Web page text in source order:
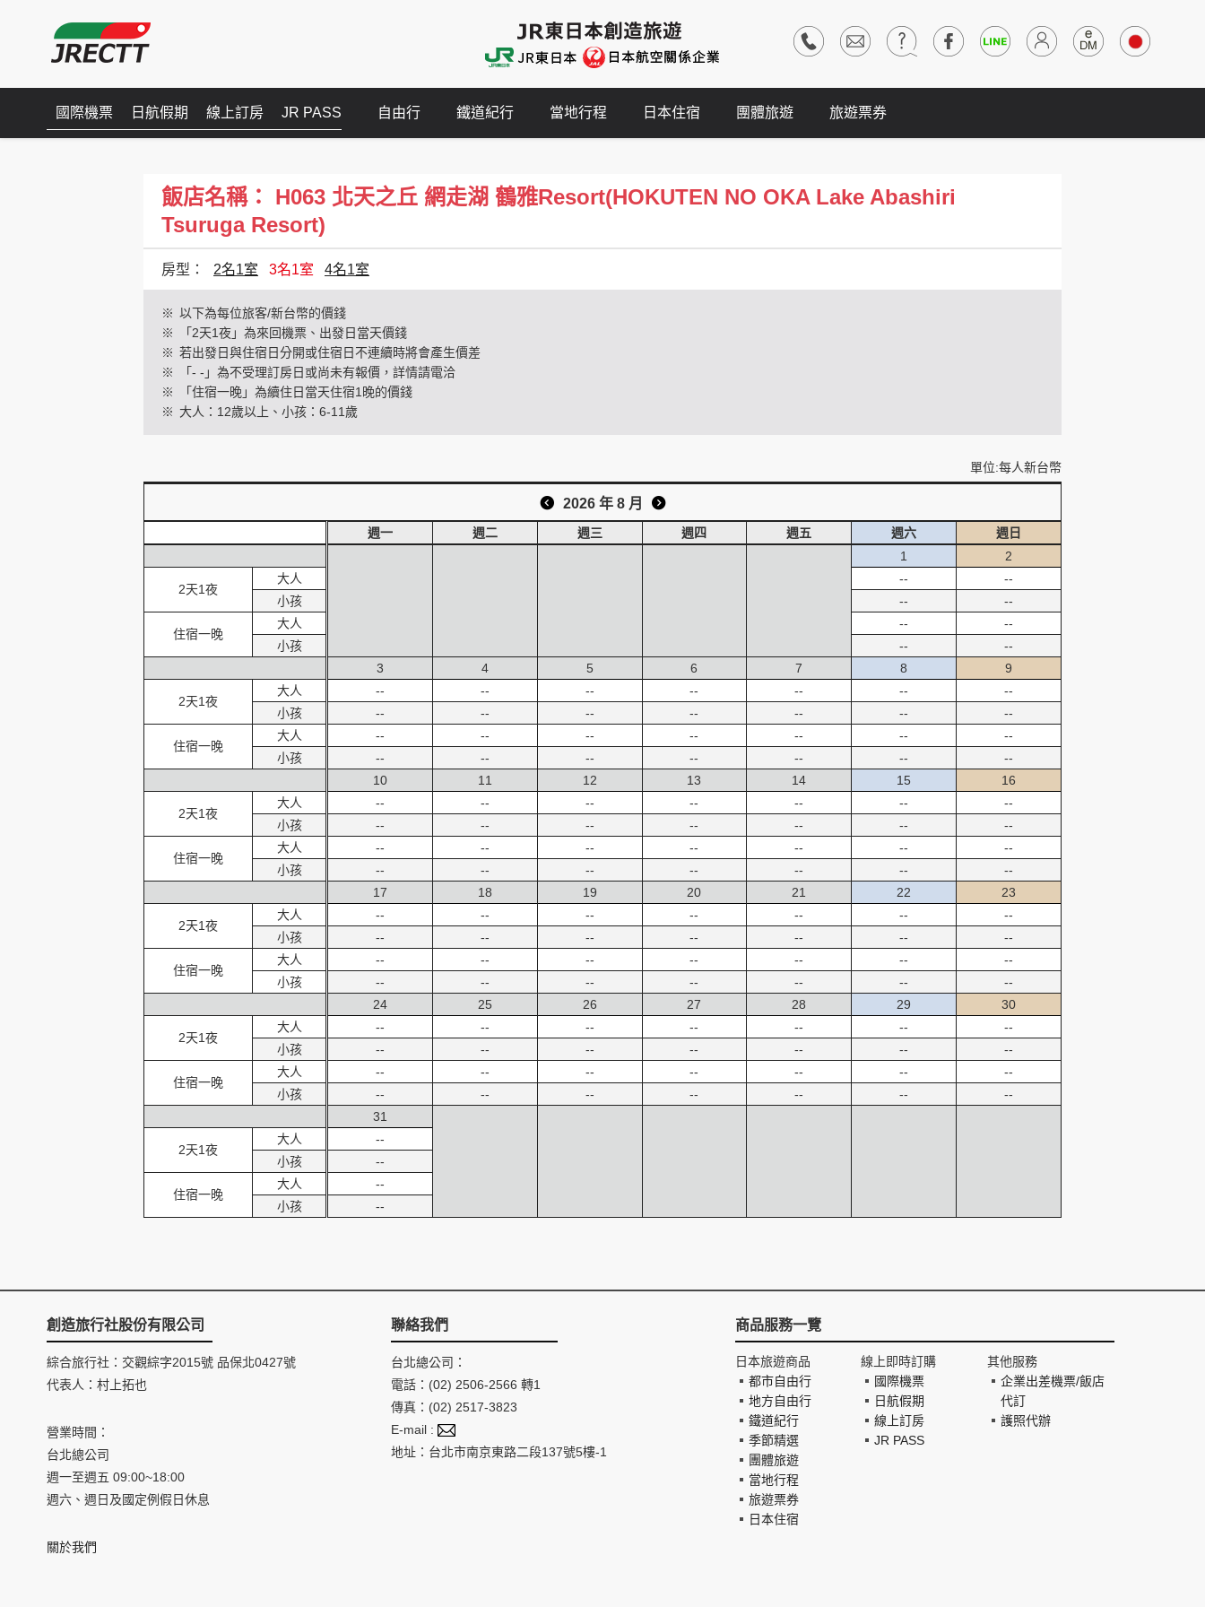
國際機票 日航假期 線上訂房 JR PASS 自由行 鐵道紀行 當地行程 日本住宿 團體旅遊 旅遊票券
飯店名稱： H063 北天之丘 網走湖 鶴雅Resort(HOKUTEN NO OKA Lake Abashiri
Tsuruga Resort)
房型： 2名1室 3名1室 4名1室
※ 以下為每位旅客/新台幣的價錢
※
「2天1夜」為來回機票、出發日當天價錢
※ 若出發日與住宿日分開或住宿日不連續時將會產生價差
※
「- -」為不受理訂房日或尚未有報價，詳情請電洽
※
「住宿一晚」為續住日當天住宿1晚的價錢
※ 大人：12歲以上、小孩：6-11歲
單位:每人新台幣
2026 年 8 月
2天1夜
大人
小孩
住宿一晚
大人
小孩
2天1夜
大人
小孩
住宿一晚
大人
小孩
2天1夜
大人
小孩
住宿一晚
大人
小孩
2天1夜
大人
小孩
住宿一晚
大人
小孩
2天1夜
大人
小孩
住宿一晚
大人
小孩
2天1夜
大人
小孩
住宿一晚
大人
小孩
週一 週二 週三 週四 週五 週六
週日
1
--
--
--
--
2
--
--
--
--
3
--
--
--
--
4
--
--
--
--
5
--
--
--
--
6
--
--
--
--
7
--
--
--
--
8
--
--
--
--
9
--
--
--
--
10
--
--
--
--
11
--
--
--
--
12
--
--
--
--
13
--
--
--
--
14
--
--
--
--
15
--
--
--
--
16
--
--
--
--
17
--
--
--
--
18
--
--
--
--
19
--
--
--
--
20
--
--
--
--
21
--
--
--
--
22
--
--
--
--
23
--
--
--
--
24
--
--
--
--
25
--
--
--
--
26
--
--
--
--
27
--
--
--
--
28
--
--
--
--
29
--
--
--
--
30
--
--
--
--
31
--
--
--
--
創造旅行社股份有限公司
綜合旅行社：交觀綜字2015號 品保北0427號
代表人：村上拓也
營業時間：
台北總公司
週一至週五 09:00~18:00
週六、週日及國定例假日休息
關於我們
聯絡我們
台北總公司：
電話：(02) 2506-2566 轉1
傳真：(02) 2517-3823
E-mail :
地址：台北市南京東路二段137號5樓-1
商品服務一覽
日本旅遊商品
都市自由行
地方自由行
鐵道紀行
季節精選
團體旅遊
當地行程
旅遊票券
日本住宿
線上即時訂購
國際機票
日航假期
線上訂房
JR PASS
其他服務
企業出差機票/飯店
代訂
護照代辦